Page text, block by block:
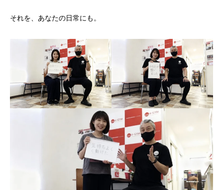
それを、あなたの日常にも。